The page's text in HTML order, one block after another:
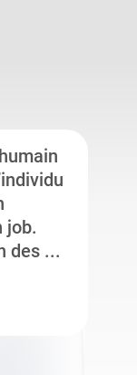
job.
des ...